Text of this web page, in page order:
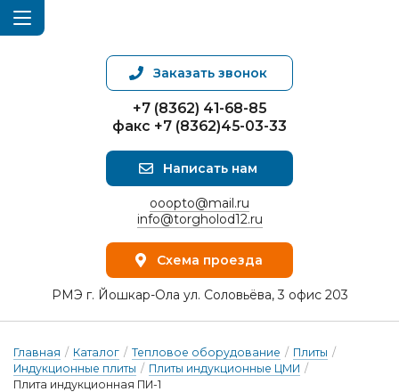
Заказать звонок
+7 (8362) 41-68-85
факс +7 (8362)45-03-33
Написать нам
ooopto@mail.ru
info@torgholod12.ru
Схема проезда
РМЭ г. Йошкар-Ола ул. Соловьёва, 3 офис 203
Главная / Каталог / Тепловое оборудование / Плиты /
Индукционные плиты / Плиты индукционные ЦМИ /
Плита индукционная ПИ-1